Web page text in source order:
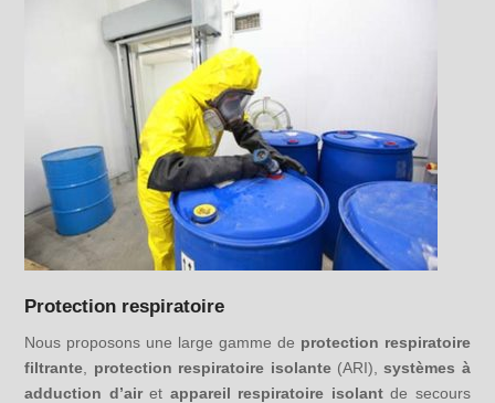
Protection respiratoire
Nous proposons une large gamme de protection respiratoire
filtrante
protection respiratoire isolante(ARI),systèmes à
adduction d’airet appareil respiratoire isolantde secours